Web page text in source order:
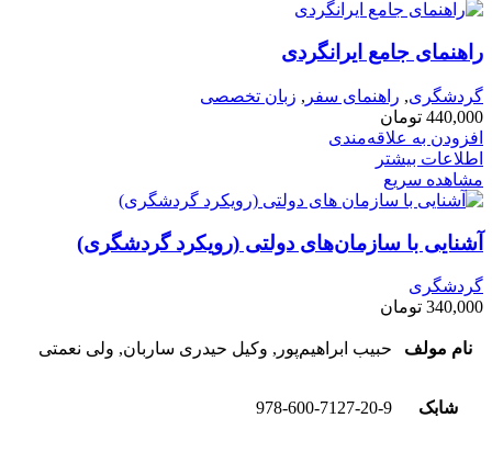
راهنمای جامع ایرانگردی
گردشگری, راهنمای سفر , زبان تخصصی
440,000 تومان
افزودن به علاقه‌مندی
اطلاعات بیشتر
مشاهده سریع
آشنایی با سازمان‌های دولتی (رویکرد گردشگری)
گردشگری
340,000 تومان
نام مولف حبیب ابراهیم‌پور, وکیل حیدری ساربان, ولی نعمتی
شابک 978-600-7127-20-9